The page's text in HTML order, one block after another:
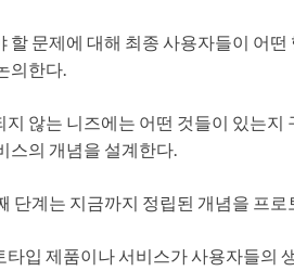
할 문제에 대해 최종 사용자들이 어
의한다.
지 않는 니즈에는 어떤 것들이 있는지
스의 개념을 설계한다.
단계는 지금까지 정립된 개념을 프
타입 제품이나 서비스가 사용자들의